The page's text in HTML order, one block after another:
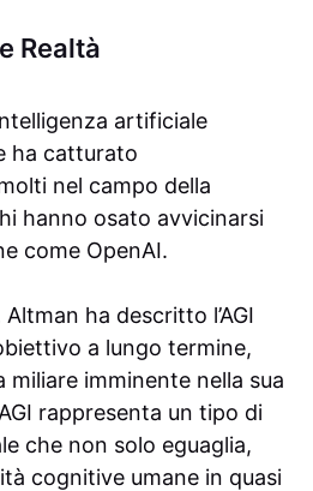
Realtà
artificiale
ha catturato
nel campo della
hanno osato avvicinarsi
come OpenAI.
ha descritto l’AGI
a lungo termine,
miliare imminente nella sua
rappresenta un tipo di
che non solo eguaglia,
cognitive umane in quasi